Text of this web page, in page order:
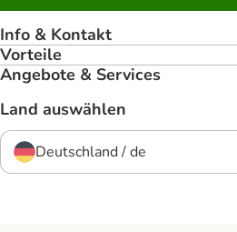
Info & Kontakt
Vorteile
Angebote & Services
Land auswählen
Deutschland / de